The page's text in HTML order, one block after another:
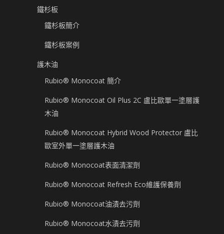
鐵杉板
鐵杉板簡介
鐵杉板案例
護木油
Rubio® Monocoat 簡介
Rubio® Monocoat Oil Plus 2C 盧比歐單一塗層護
木油
Rubio® Monocoat Hybrid Wood Protector 盧比
歐室外單一塗層護木油
Rubio® Monocoat表面清潔劑
Rubio® Monocoat Refresh Eco維護保養劑
Rubio® Monocoat油漬去污劑
Rubio® Monocoat水漬去污劑